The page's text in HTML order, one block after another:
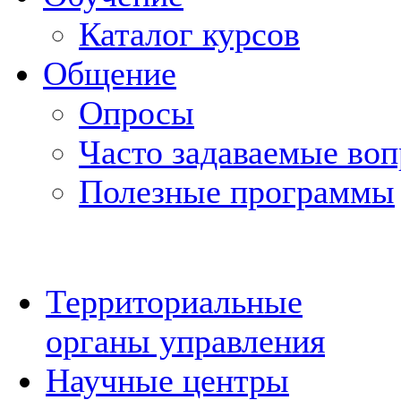
Каталог курсов
Общение
Опросы
Часто задаваемые
Полезные программы
Территориальные
органы управления
Научные центры